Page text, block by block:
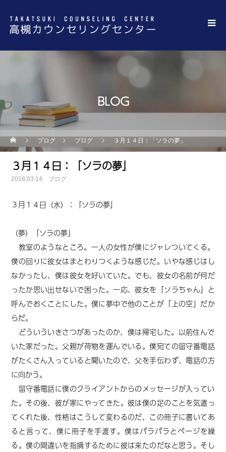
BLOG
ブログ ブログ ３月１４日：「ソラの夢」
３月１４日：「ソラの夢」
2018.03.14 ブログ
３月１４日（水） ： 「ソラの夢」
（夢）「ソラの夢」
教室のようなところ。一人の女性が僕にジャレついてくる。
僕の回りに彼女はまとわりつくような感じだ。いやな感じはし
なかったし、僕は彼女を好いていた。でも、彼女の名前が何だ
ったか思い出せないで困った。一応、彼女を「ソラちゃん」と
呼んでおくことにした。僕に夢中で他のことが「上の空」だか
らだ。
どういういきさつがあったのか、僕は帰宅した。以前住んで
いた家だった。父親が荷物を運んでいる。僕宛ての留守番電話
がたくさん入っていると聞いたので、父を手伝わず、電話の方
に向かう。
留守番電話に僕のクライアントからのメッセージが入ってい
た。その後、彼が家にやってきた。彼は僕の足のことを気遣っ
てくれた後、性格はこうして変わるのだ、この冊子に書いてあ
ると言って、僕に冊子を手渡す。僕はパラパラとページを繰
る。僕の間違いを指摘するために彼は来たのだなと思う。そし